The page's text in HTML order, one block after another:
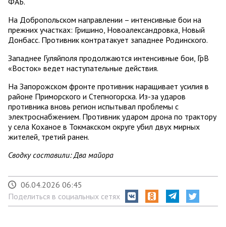
На Добропольском направлении – интенсивные бои на
прежних участках: Гришино, Новоалександровка, Новый
Донбасс. Противник контратакует западнее Родинского.
Западнее Гуляйполя продолжаются интенсивные бои, ГрВ
«Восток» ведет наступательные действия.
На Запорожском фронте противник наращивает усилия в
районе Приморского и Степногорска. Из-за ударов
противника вновь регион испытывал проблемы с
электроснабжением. Противник ударом дрона по трактору
у села Коханое в Токмакском округе убил двух мирных
жителей, третий ранен.
Сводку составили: Два майора
06.04.2026 06:45
Поделиться в социальных сетях